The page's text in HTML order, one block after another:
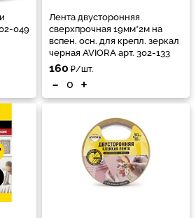
049
Лента двусторонняя
сверхпрочная 19мм*2м на
вспен. осн. для крепл. зеркал
черная AVIORA арт. 302-133
160 ₽/шт.
- +